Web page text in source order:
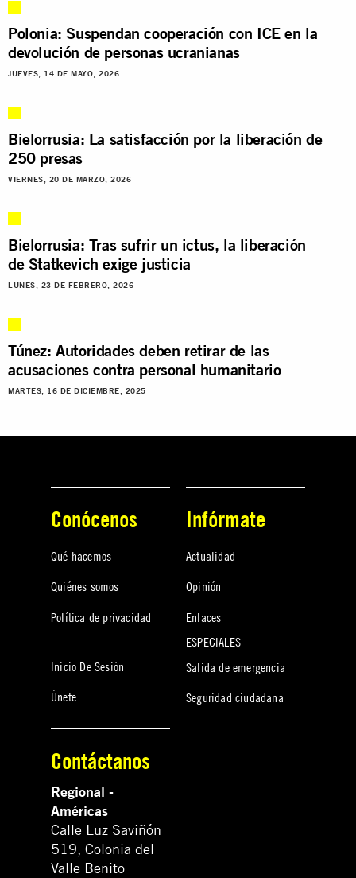
Polonia: Suspendan cooperación con ICE en la
devolución de personas ucranianas
JUEVES, 14 DE MAYO, 2026
Bielorrusia: La satisfacción por la liberación de
250 presas
VIERNES, 20 DE MARZO, 2026
Bielorrusia: Tras sufrir un ictus, la liberación
de Statkevich exige justicia
LUNES, 23 DE FEBRERO, 2026
Túnez: Autoridades deben retirar de las
acusaciones contra personal humanitario
MARTES, 16 DE DICIEMBRE, 2025
Conócenos
Qué hacemos
Quiénes somos
Política de privacidad
Inicio De Sesión
Únete
Infórmate
Actualidad
Opinión
Enlaces
ESPECIALES
Salida de emergencia
Seguridad ciudadana
Contáctanos
Regional -
Américas
Calle Luz Saviñón
519, Colonia del
Valle Benito